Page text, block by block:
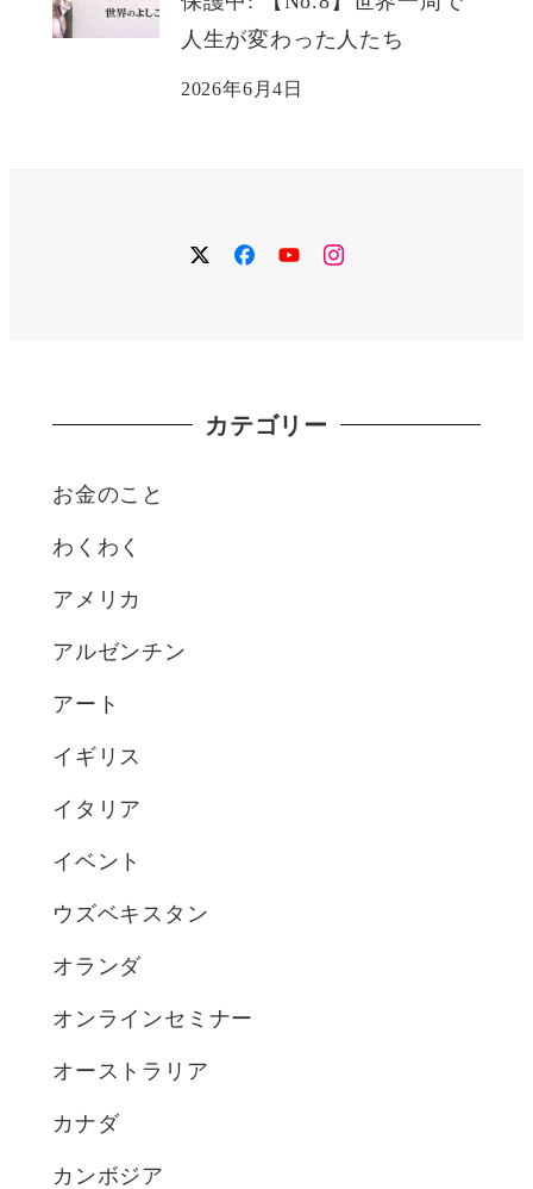
人生が変わった人たち
2026年6月4日
twitterfacebook
YouTubeinstagram
カテゴリー
お金のこと
わくわく
アメリカ
アルゼンチン
アート
イギリス
イタリア
イベント
ウズベキスタン
オランダ
オンラインセミナー
オーストラリア
カナダ
カンボジア